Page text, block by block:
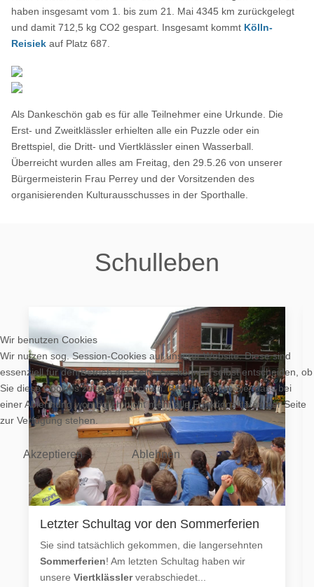
haben insgesamt vom 1. bis zum 21. Mai 4345 km zurückgelegt
und damit 712,5 kg CO2 gespart. Insgesamt kommt Kölln-
Reisiek auf Platz 687.
Als Dankeschön gab es für alle Teilnehmer eine Urkunde. Die
Erst- und Zweitklässler erhielten alle ein Puzzle oder ein
Brettspiel, die Dritt- und Viertklässler einen Wasserball.
Überreicht wurden alles am Freitag, den 29.5.26 von unserer
Bürgermeisterin Frau Perrey und der Vorsitzenden des
organisierenden Kulturausschusses in der Sporthalle.
Schulleben
Letzter Schultag vor den Sommerferien
Sie sind tatsächlich gekommen, die langersehnten
Sommerferien! Am letzten Schultag haben wir
unsereViertklässlerverabschiedet...
Wir benutzen Cookies
Wir nutzen sog. Session-Cookies auf unserer Website. Diese sind
essenziell für den Betrieb der Seite. Sie können selbst entscheiden, ob
Sie diese Cookies zulassen möchten. Bitte beachten Sie, dass bei
einer Ablehnung womöglich nicht mehr alle Funktionalitäten der Seite
zur Verfügung stehen.
Akzeptieren Ablehnen